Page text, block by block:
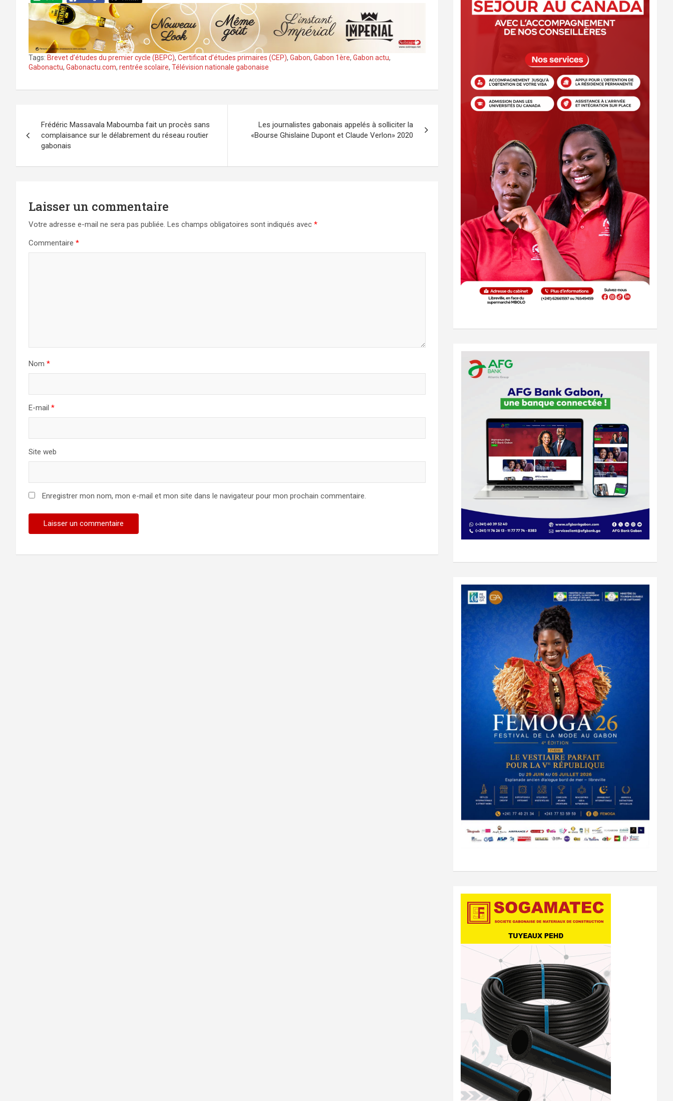
Tags: Brevet d’études du premier cycle (BEPC), Certificat d’études primaires (CEP), Gabon, Gabon 1ère, Gabon actu,
Gabonactu, Gabonactu.com, rentrée scolaire, Télévision nationale gabonaise
de
l’article
Frédéric Massavala Maboumba fait un procès sans
complaisance sur le délabrement du réseau routier
gabonais
Les journalistes gabonais appelés à solliciter la
«Bourse Ghislaine Dupont et Claude Verlon» 2020
Laisser un commentaire
Votre adresse e-mail ne sera pas publiée. Les champs obligatoires sont indiqués avec *
Commentaire *
Nom *
E-mail *
Site web
Enregistrer mon nom, mon e-mail et mon site dans le navigateur pour mon prochain commentaire.